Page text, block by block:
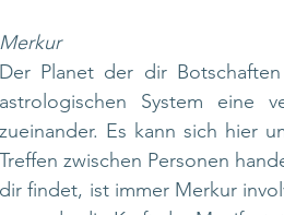
Merkur
Der Planet der dir
astrologischen System eine
zueinander. Es kann sich hier
Treffen zwischen Personen
dir findet, ist immer Merkur